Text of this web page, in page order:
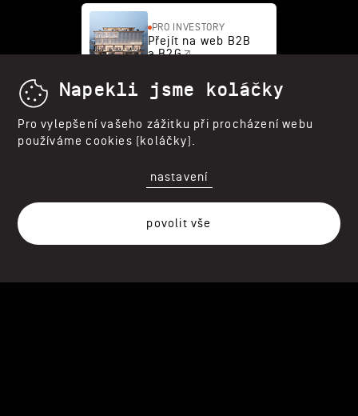
N 50°07'30" E 14°27'21"
Praha
N 48°08'53" E 17°06'24"
Bratislava
PRO INVESTORY
Přejít na web B2B
a B2G
Napekli jsme koláčky
Pro vylepšení vašeho zážitku při procházení webu
používáme cookies (koláčky).
povolit vše
nastavení